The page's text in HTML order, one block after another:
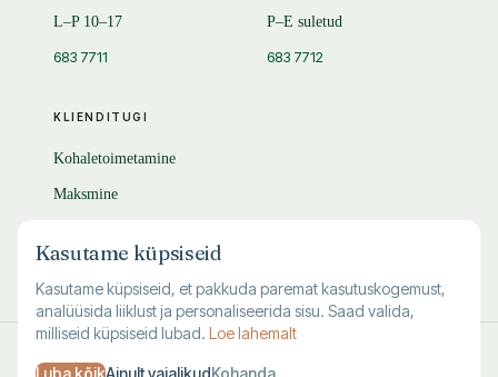
KLIENDITUGI
Kohaletoimetamine
Maksmine
KKK
L–P 10–17
683 7711
P–E suletud
683 7712
Kasutame küpsiseid
Kasutame küpsiseid, et pakkuda paremat kasutuskogemust,
analüüsida liiklust ja personaliseerida sisu. Saad valida,
milliseid küpsiseid lubad. Loe lahemalt
Luba kõikAinult vajalikudKohanda